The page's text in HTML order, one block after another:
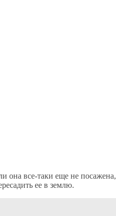
она все-таки еще не посажена,
ее в землю.